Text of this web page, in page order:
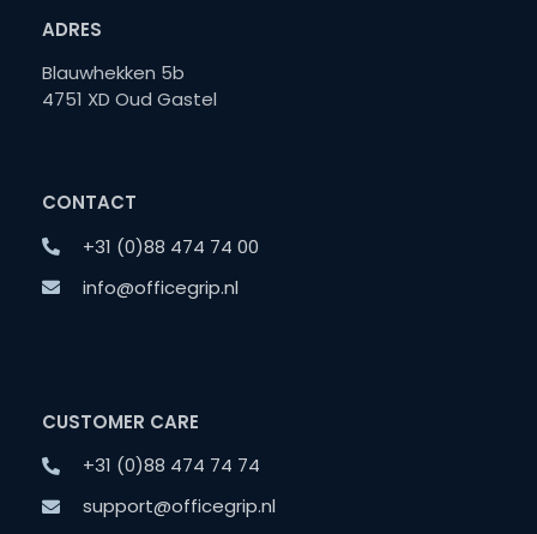
ADRES
Blauwhekken 5b
4751 XD Oud Gastel
CONTACT
+31 (0)88 474 74 00
info@officegrip.nl
CUSTOMER CARE
+31 (0)88 474 74 74
support@officegrip.nl